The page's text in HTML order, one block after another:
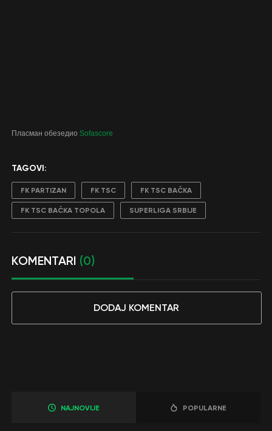
Пласман обезедио Sofascore
TAGOVI:
FK PARTIZAN FK TSC FK TSC BAČKA
FK TSC BAČKA TOPOLA SUPERLIGA SRBIJE
KOMENTARI (0)
DODAJ KOMENTAR
NAJNOVIJE POPULARNE